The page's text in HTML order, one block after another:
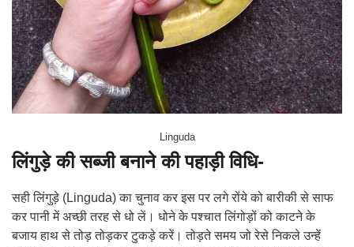
Linguda
लिंगुड़े की सब्जी बनाने की पहाड़ी विधि-
सही लिंगुड़े (Linguda) का चुनाव कर इस पर लगे रोंये को बारीकी से साफ
कर पानी में अच्छी तरह से धो लें। धोने के पश्चात लिंगोड़ों को काटने के
बजाय हाथ से तोड़ तोड़कर टुकड़े करें। तोड़ते समय जो रेसे निकले उन्हें